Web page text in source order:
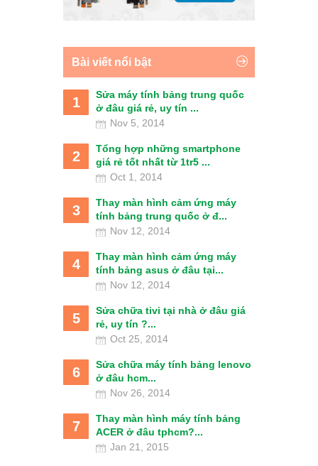
Bài viết nổi bật
1
Sửa máy tính bảng trung quốc
ở đâu giá rẻ, uy tín ...
Nov 5, 2014
2
Tổng hợp những smartphone
giá rẻ tốt nhất từ 1tr5 ...
Oct 1, 2014
3
Thay màn hình cảm ứng máy
tính bảng trung quốc ở đ...
Nov 12, 2014
4
Thay màn hình cảm ứng máy
tính bảng asus ở đâu tại...
Nov 12, 2014
5
Sửa chữa tivi tại nhà ở đâu giá
rẻ, uy tín ?...
Oct 25, 2014
6
Sửa chữa máy tính bảng lenovo
ở đâu hcm...
Nov 26, 2014
7
Thay màn hình máy tính bảng
ACER ở đâu tphcm?...
Jan 21, 2015